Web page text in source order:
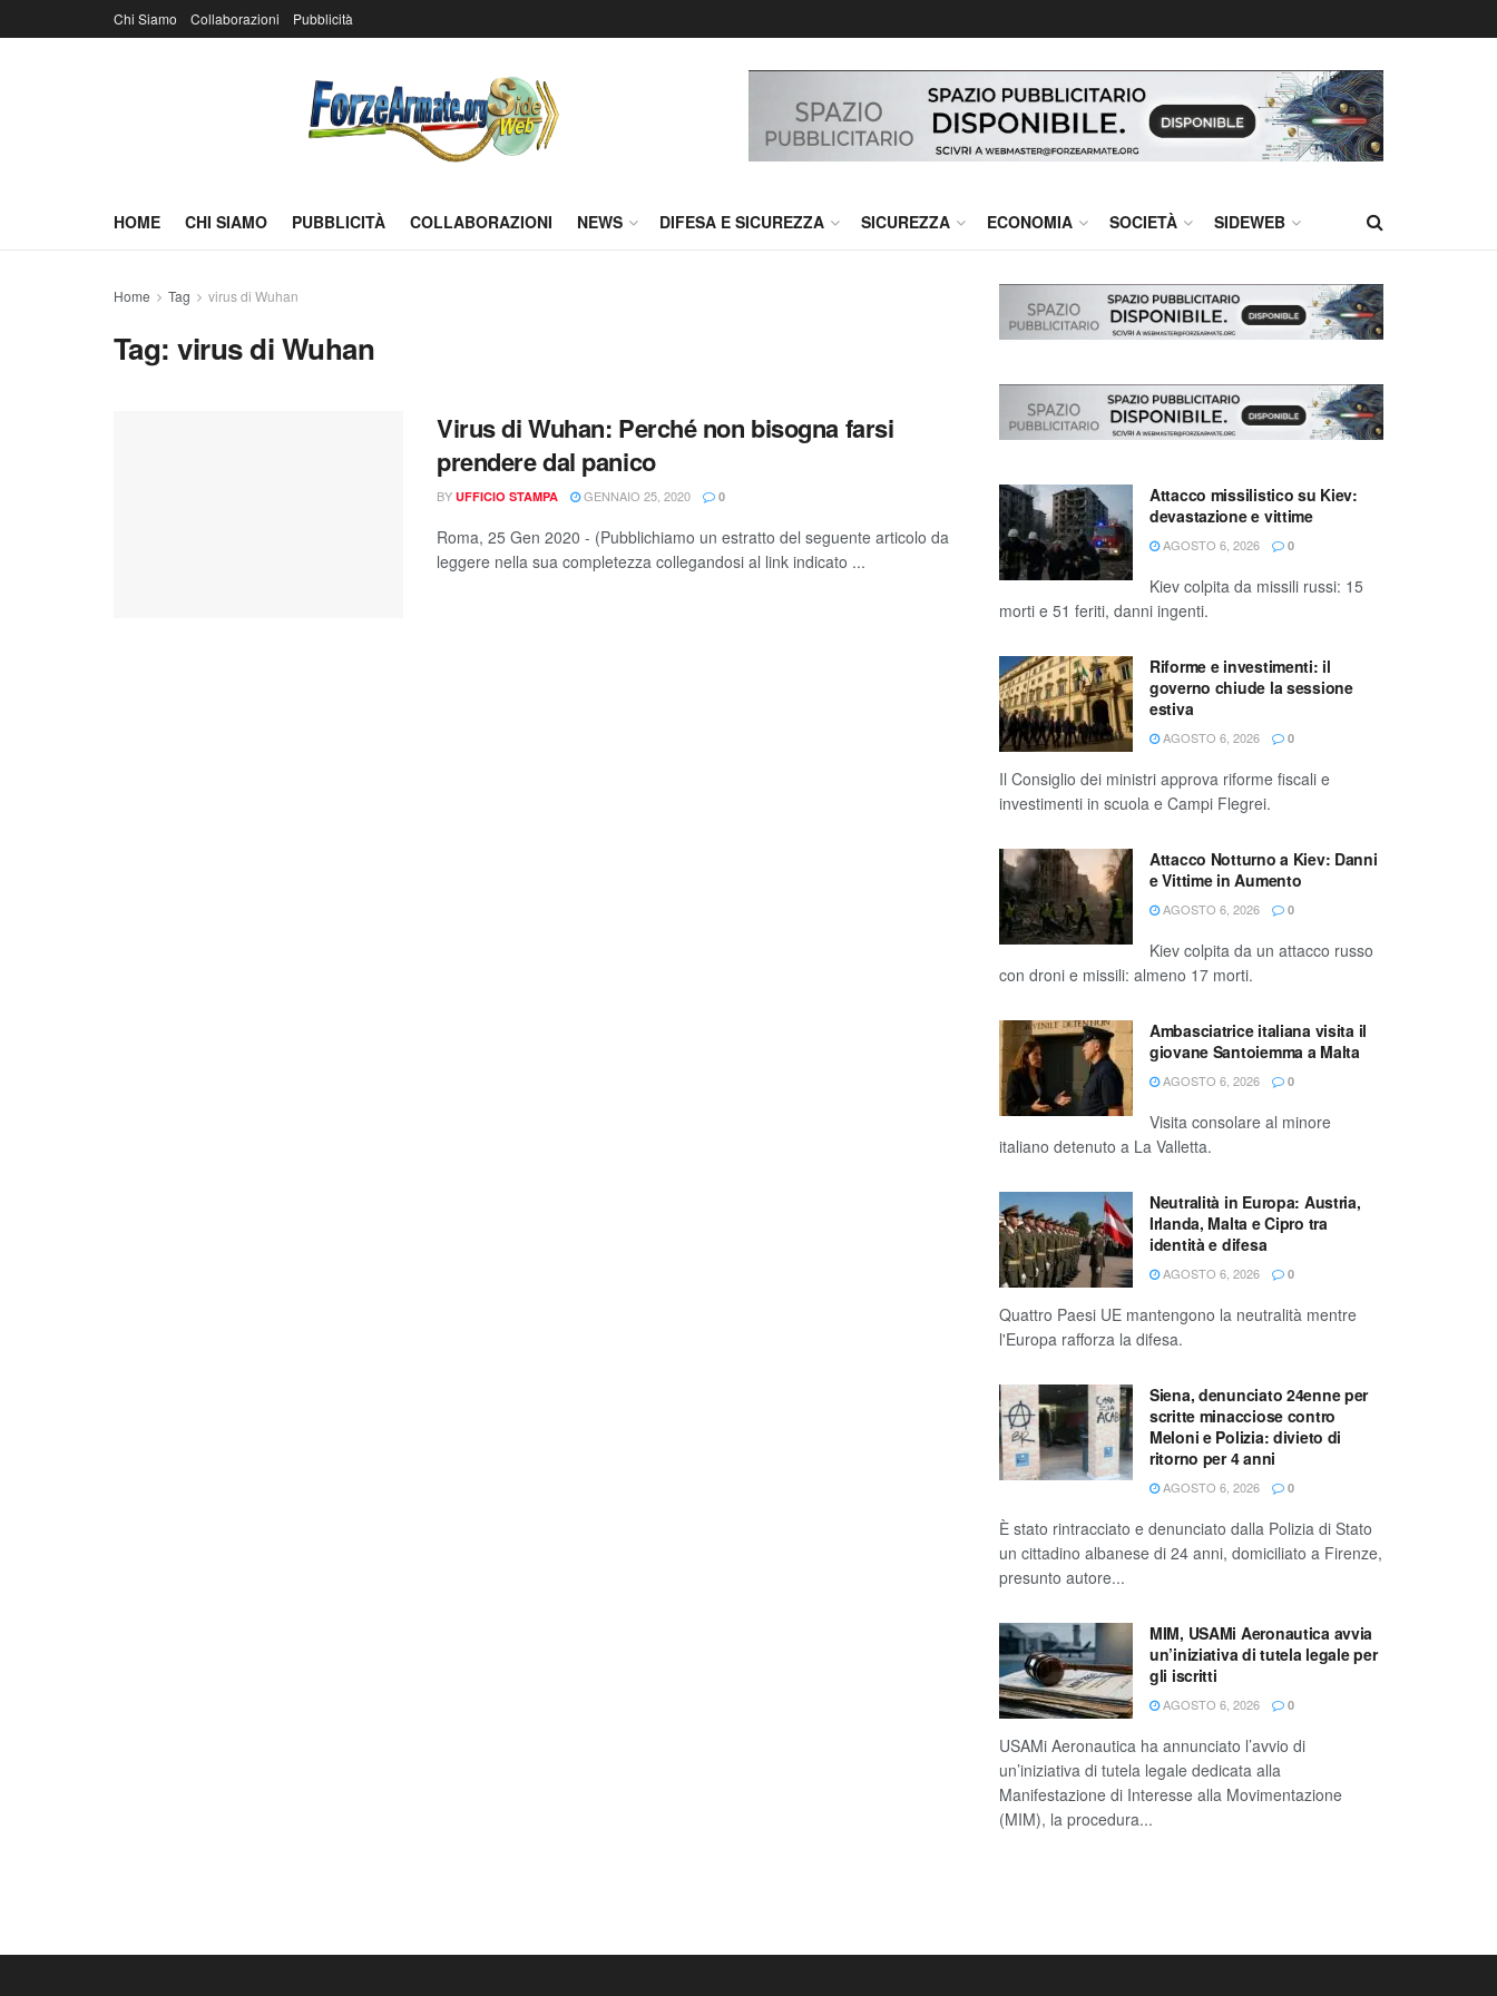
Chi Siamo Collaborazioni Pubblicità
HOME CHI SIAMO PUBBLICITÀ COLLABORAZIONI NEWS DIFESA E SICUREZZA SICUREZZA ECONOMIA SOCIETÀ SIDEWEB
Home Tag virus di Wuhan
Tag:virus di Wuhan
Virus di Wuhan: Perché non bisogna farsi
prendere dal panico
BY UFFICIO STAMPA GENNAIO 25, 2020 0
Roma, 25 Gen 2020 - (Pubblichiamo un estratto del seguente articolo da
leggere nella sua completezza collegandosi al link indicato ...
Attacco missilistico su Kiev:
devastazione e vittime
AGOSTO 6, 2026 0
Kiev colpita da missili russi: 15
morti e 51 feriti, danni ingenti.
Riforme e investimenti: il
governo chiude la sessione
estiva
AGOSTO 6, 2026 0
Il Consiglio dei ministri approva riforme fiscali e
investimenti in scuola e Campi Flegrei.
Attacco Notturno a Kiev: Danni
e Vittime in Aumento
AGOSTO 6, 2026 0
Kiev colpita da un attacco russo
con droni e missili: almeno 17 morti.
Ambasciatrice italiana visita il
giovane Santoiemma a Malta
AGOSTO 6, 2026 0
Visita consolare al minore
italiano detenuto a La Valletta.
Neutralità in Europa: Austria,
Irlanda, Malta e Cipro tra
identità e difesa
AGOSTO 6, 2026 0
Quattro Paesi UE mantengono la neutralità mentre
l'Europa rafforza la difesa.
Siena, denunciato 24enne per
scritte minacciose contro
Meloni e Polizia: divieto di
ritorno per 4 anni
AGOSTO 6, 2026 0
È stato rintracciato e denunciato dalla Polizia di Stato
un cittadino albanese di 24 anni, domiciliato a Firenze,
presunto autore...
MIM, USAMi Aeronautica avvia
un’iniziativa di tutela legale per
gli iscritti
AGOSTO 6, 2026 0
USAMi Aeronautica ha annunciato l’avvio di
un’iniziativa di tutela legale dedicata alla
Manifestazione di Interesse alla Movimentazione
(MIM), la procedura...